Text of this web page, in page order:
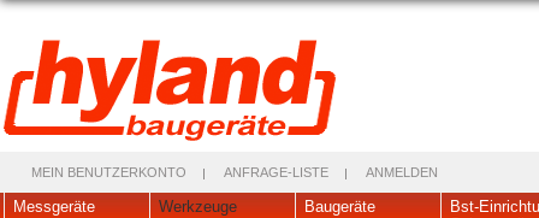
MEIN BENUTZERKONTO ANFRAGE-LISTE ANMELDEN
Messgeräte Werkzeuge Baugeräte
Bst-